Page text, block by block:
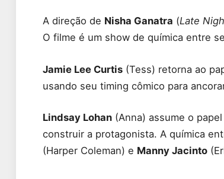
A direção de Nisha Ganatra (Late
O filme é um show de química entre
Jamie Lee Curtis (Tess) retorna ao
usando seu timing cômico para
Lindsay Lohan (Anna) assume o
construir a protagonista. A química
(Harper Coleman) e Manny Jacinto